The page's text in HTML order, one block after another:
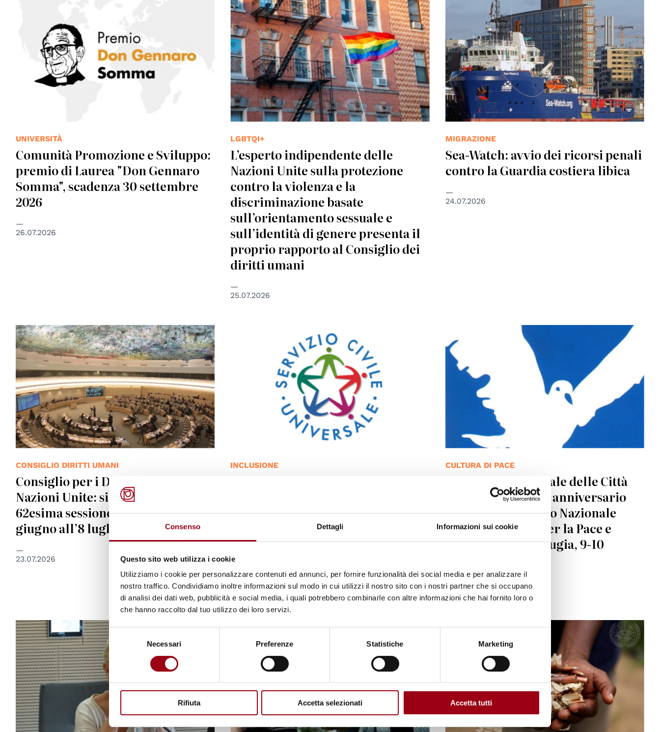
Consenso Dettagli Informazioni sui cookie
Questo sito web utilizza i cookie
Utilizziamo i cookie per personalizzare contenuti ed annunci, per fornire funzionalità dei social media e per analizzare il
nostro traffico. Condividiamo inoltre informazioni sul modo in cui utilizzi il nostro sito con i nostri partner che si occupano
di analisi dei dati web, pubblicità e social media, i quali potrebbero combinarle con altre informazioni che hai fornito loro o
che hanno raccolto dal tuo utilizzo dei loro servizi.
Selezione
del
consenso
Necessari Preferenze Statistiche Marketing
Rifiuta Accetta selezionati Accetta tutti
UNIVERSITÀ
Comunità Promozione e Sviluppo:
premio di Laurea "Don Gennaro
Somma", scadenza 30 settembre
2026
26.07.2026
© CC BY-SA 2.0
LGBTQI+
L’esperto indipendente delle
Nazioni Unite sulla protezione
contro la violenza e la
discriminazione basate
sull’orientamento sessuale e
sull’identità di genere presenta il
proprio rapporto al Consiglio dei
diritti umani
25.07.2026
© Wolfgang Fricke
MIGRAZIONE
Sea-Watch: avvio dei ricorsi penali
contro la Guardia costiera libica
24.07.2026
© UN Photo/Jess Hoffman
CONSIGLIO DIRITTI UMANI
Consiglio per i Diritti Umani delle
Nazioni Unite: si è tenuta la
62esima sessione ordinaria dal 15
giugno all’8 luglio 2026
23.07.2026
INCLUSIONE CULTURA DI PACE
Assemblea Nazionale delle Città
per la Pace nel 40° anniversario
del Coordinamento Nazionale
degli Enti Locali per la Pace e
Diritti Umani, Perugia, 9-10
22.07.2026
© UN Photo/ Patricia Esteve